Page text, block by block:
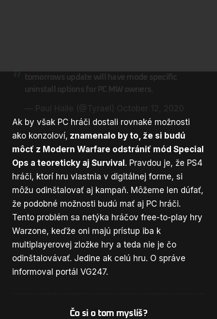
Ak by však PC hráči dostali rovnaké možnosti
ako konzoloví, znamenalo by to, že si budú
môcť z Modern Warfare odstrániť mód Special
Ops a teoreticky aj Survival . Pravdou je, že PS4
hráči, ktorí hru vlastnia v digitálnej forme, si
môžu odinštalovať aj kampaň. Môžeme len dúfať,
že podobné možnosti budú mať aj PC hráči.
Tento problém sa netýka hráčov free-to-play hry
Warzone, keďže oni majú prístup iba k
multiplayerovej zložke hry a teda nie je čo
odinštalovávať. Jedine ak celú hru. O správe
informoval portál VG247.
Čo si o tom myslíš?